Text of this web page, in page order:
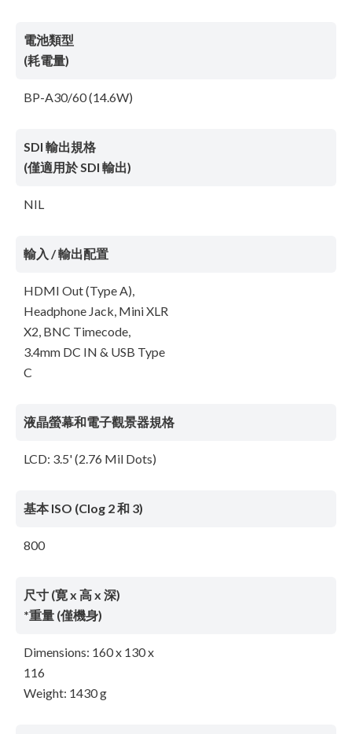
電池類型
(耗電量)
BP-A30/60 (14.6W)
SDI 輸出規格
(僅適用於 SDI 輸出)
NIL
輸入 / 輸出配置
HDMI Out (Type A),
Headphone Jack, Mini XLR
X2, BNC Timecode,
3.4mm DC IN & USB Type
C
液晶螢幕和電子觀景器規格
LCD: 3.5' (2.76 Mil Dots)
基本 ISO (Clog 2 和 3)
800
尺寸 (寛 x 高 x 深)
*重量 (僅機身)
Dimensions: 160 x 130 x
116
Weight: 1430 g